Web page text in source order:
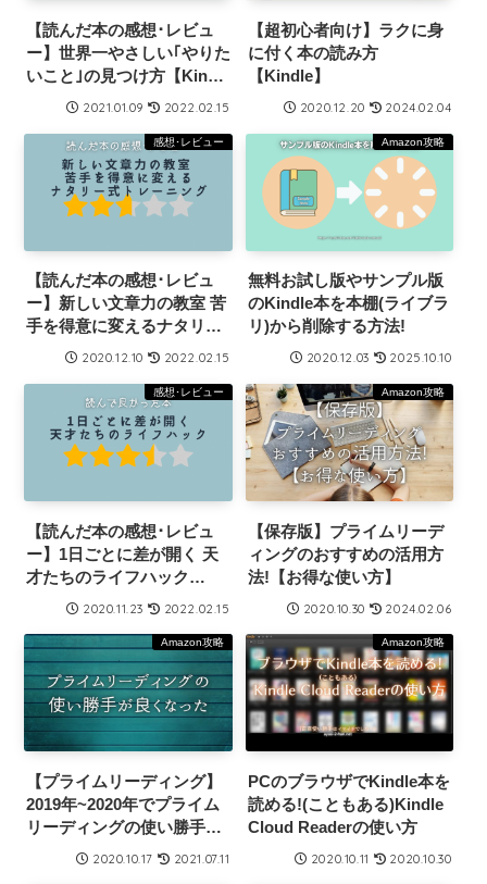
【読んだ本の感想･レビュ
ー】世界一やさしい｢やりた
いこと｣の見つけ方【Kindle
2021.01.09 2022.02.15
【超初心者向け】ラクに身
に付く本の読み方
【Kindle】
2020.12.20 2024.02.04
感想･レビュー
【読んだ本の感想･レビュ
ー】新しい文章力の教室 苦
手を得意に変えるナタリー
式トレーニング【Kindle
2020.12.10 2022.02.15
Amazon攻略
無料お試し版やサンプル版
のKindle本を本棚(ライブラ
リ)から削除する方法!
2020.12.03 2025.10.10
感想･レビュー
【読んだ本の感想･レビュ
ー】1日ごとに差が開く 天
才たちのライフハック
【Kindle本】2020.11.23 2022.02.15
Amazon攻略
【保存版】プライムリーデ
ィングのおすすめの活用方
法!【お得な使い方】
2020.10.30 2024.02.06
Amazon攻略
【プライムリーディング】
2019年~2020年でプライム
リーディングの使い勝手が
だいぶ良くなってます｡
2020.10.17 2021.07.11
Amazon攻略
PCのブラウザでKindle本を
読める!(こともある)Kindle
Cloud Readerの使い方
2020.10.11 2020.10.30